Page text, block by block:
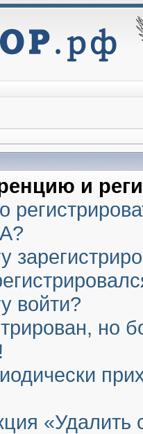
и
войти?
но
«Удалить